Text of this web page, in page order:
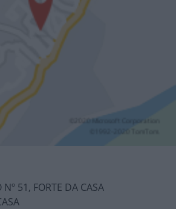
51, FORTE DA CASA